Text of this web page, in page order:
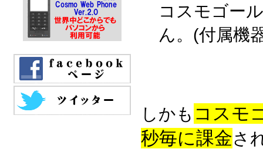
コスモゴー
ん。(付属機
しかも コスモ
秒毎に課金さ